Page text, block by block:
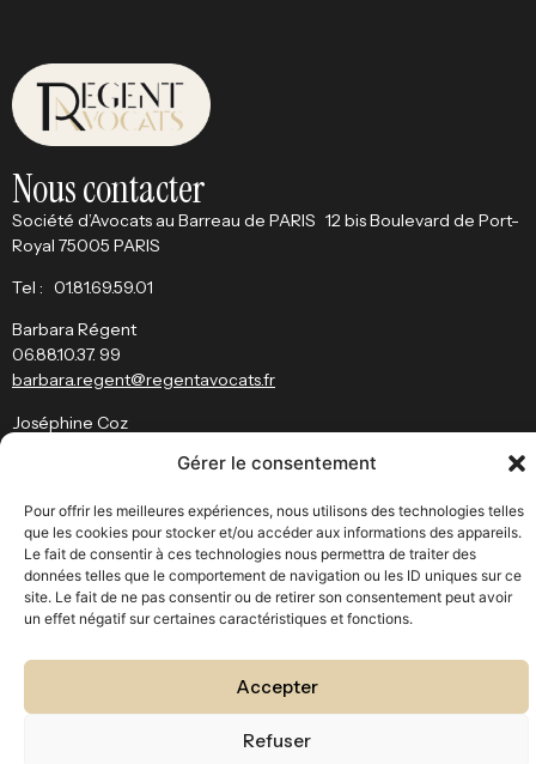
Gérer le consentement
Pour offrir les meilleures expériences, nous utilisons des technologies telles
que les cookies pour stocker et/ou accéder aux informations des appareils.
Le fait de consentir à ces technologies nous permettra de traiter des
données telles que le comportement de navigation ou les ID uniques sur ce
site. Le fait de ne pas consentir ou de retirer son consentement peut avoir
un effet négatif sur certaines caractéristiques et fonctions.
Accepter
Refuser
Nous contacter
Société d’Avocats au Barreau de PARIS 12 bis Boulevard de Port-
Royal 75005 PARIS
Tel : 01.81.69.59.01
Barbara Régent
06.88.10.37. 99
barbara.regent@regentavocats.fr
Joséphine Coz
Restez informé
J’ai bien pris connaissance des conditions d’utilisation du site et de
lapolitique des données personnelles.
© Regent Avocat – Tous droits réservés